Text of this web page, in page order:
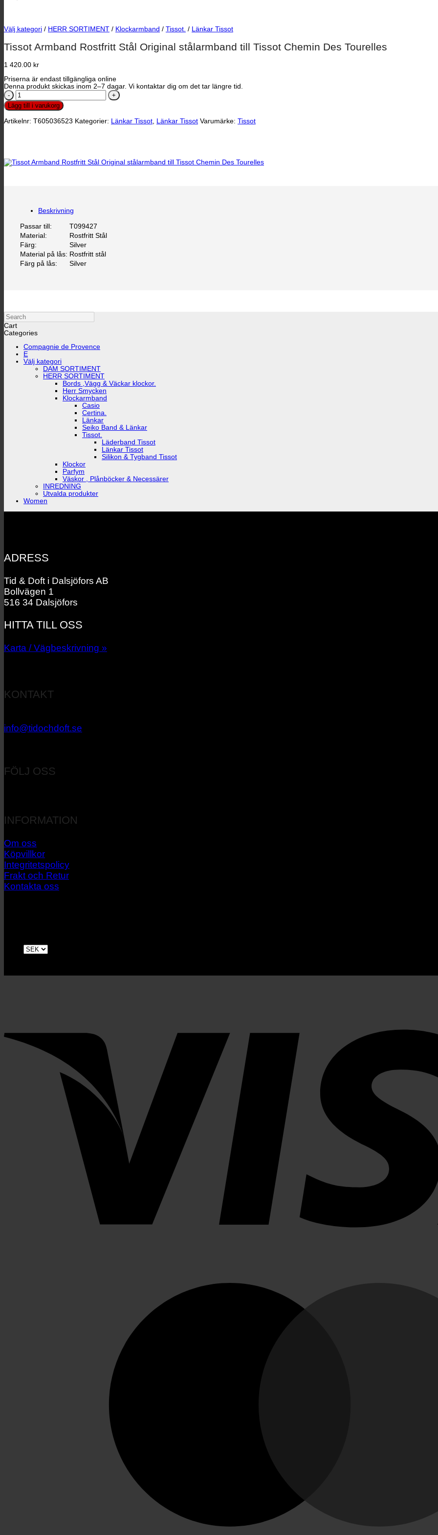
Välj kategori / HERR SORTIMENT / Klockarmband / Tissot. / Länkar Tissot
Tissot Armband Rostfritt Stål Original stålarmband till Tissot Chemin Des Tourelles
1 420.00 kr
Priserna är endast tillgängliga online
Denna produkt skickas inom 2–7 dagar. Vi kontaktar dig om det tar längre tid.
Tissot
Armband
Rostfritt
Original
Des
Tourelles
Lägg till i varukorg
Artikelnr: T605036523 Kategorier: Länkar Tissot Länkar Tissot Varumärke: Tissot
Beskrivning
Passar till:
T099427
Material:
Rostfritt Stål
Färg:
Silver
Material på lås: Rostfritt stål
Färg på lås:
Silver
Search
Cart
Categories
Compagnie de Provence
E
Välj kategori
DAM SORTIMENT
HERR SORTIMENT
Bords ,Vägg & Väckar klockor.
Herr Smycken
Klockarmband
Casio
Certina.
Länkar
Seiko Band & Länkar
Tissot.
Läderband Tissot
Länkar Tissot
Silikon & Tygband Tissot
Klockor
Parfym
Väskor , Plånböcker & Necessärer
INREDNING
Utvalda produkter
Women
ADRESS
Tid & Doft i Dalsjöfors AB
Bollvägen 1
516 34 Dalsjöfors
HITTA TILL OSS
Karta / Vägbeskrivning »
KONTAKT
info@tidochdoft.se
FÖLJ OSS
INFORMATION
Om oss
Köpvillkor
Integritetspolicy
Frakt och Retur
Kontakta oss